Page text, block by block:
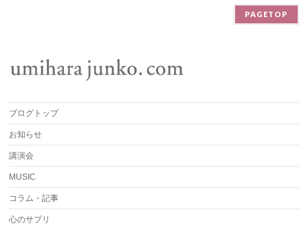
PAGETOP
ブログトップ
お知らせ
講演会
MUSIC
コラム・記事
心のサプリ